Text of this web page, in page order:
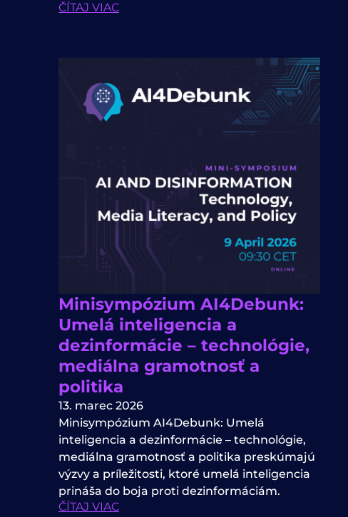
ČÍTAJ VIAC
Minisympózium AI4Debunk:
Umelá inteligencia a
dezinformácie – technológie,
mediálna gramotnosť a
politika
13. marec 2026
Minisympózium AI4Debunk: Umelá
inteligencia a dezinformácie – technológie,
mediálna gramotnosť a politika preskúmajú
výzvy a príležitosti, ktoré umelá inteligencia
prináša do boja proti dezinformáciám.
ČÍTAJ VIAC